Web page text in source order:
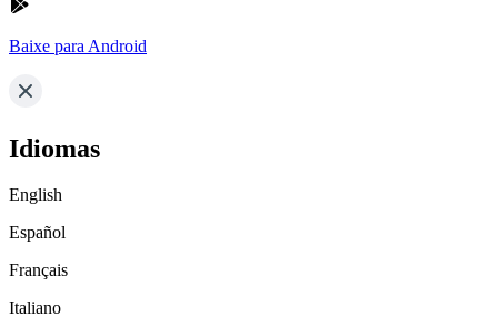
Baixe para Android
Idiomas
English
Español
Français
Italiano